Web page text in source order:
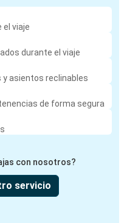
viaje
durante el viaje
y asientos reclinables
de forma segura
con nosotros?
servicio